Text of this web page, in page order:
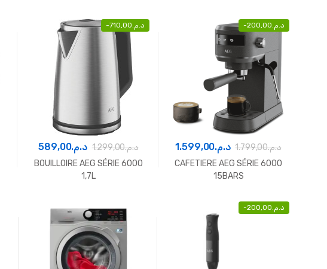
- د.م.710,00
د.م.589,00 د.م.1.299,00
BOUILLOIRE AEG SÉRIE 6000
1,7L
- د.م.200,00
د.م.1.599,00 د.م.1.799,00
CAFETIERE AEG SÉRIE 6000
15BARS
- د.م. 200,00